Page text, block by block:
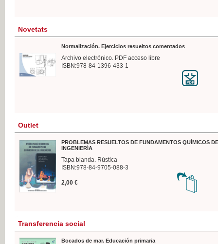
Novetats
Normalización. Ejercicios resueltos comentados
Archivo electrónico. PDF acceso libre
ISBN:978-84-1396-433-1
Outlet
PROBLEMAS RESUELTOS DE FUNDAMENTOS QUÍMICOS
INGENIERÍA
Tapa blanda. Rústica
ISBN:978-84-9705-088-3
2,00 €
Transferencia social
Bocados de mar. Educación primaria